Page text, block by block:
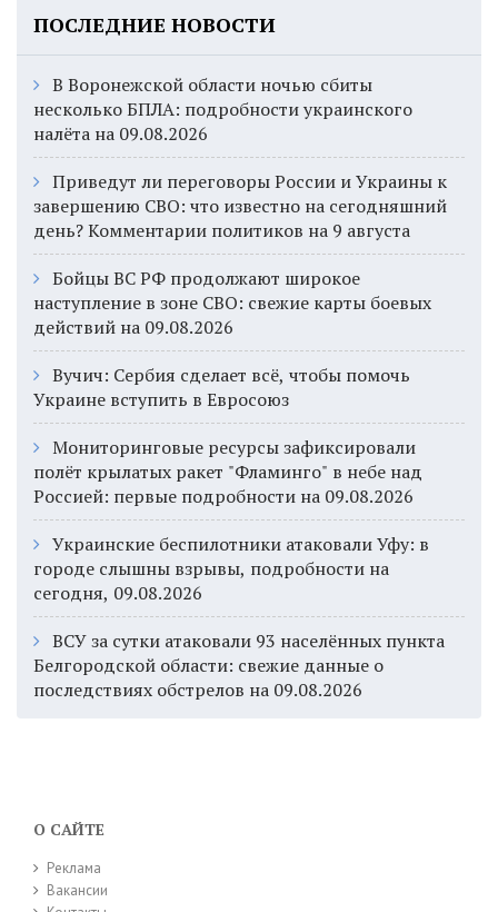
ПОСЛЕДНИЕ НОВОСТИ
В Воронежской области ночью сбиты
несколько БПЛА: подробности украинского
налёта на 09.08.2026
Приведут ли переговоры России и Украины к
завершению СВО: что известно на сегодняшний
день? Комментарии политиков на 9 августа
Бойцы ВС РФ продолжают широкое
наступление в зоне СВО: свежие карты боевых
действий на 09.08.2026
Вучич: Сербия сделает всё, чтобы помочь
Украине вступить в Евросоюз
Мониторинговые ресурсы зафиксировали
полёт крылатых ракет "Фламинго" в небе над
Россией: первые подробности на 09.08.2026
Украинские беспилотники атаковали Уфу: в
городе слышны взрывы, подробности на
сегодня, 09.08.2026
ВСУ за сутки атаковали 93 населённых пункта
Белгородской области: свежие данные о
последствиях обстрелов на 09.08.2026
О САЙТЕ
Реклама
Вакансии